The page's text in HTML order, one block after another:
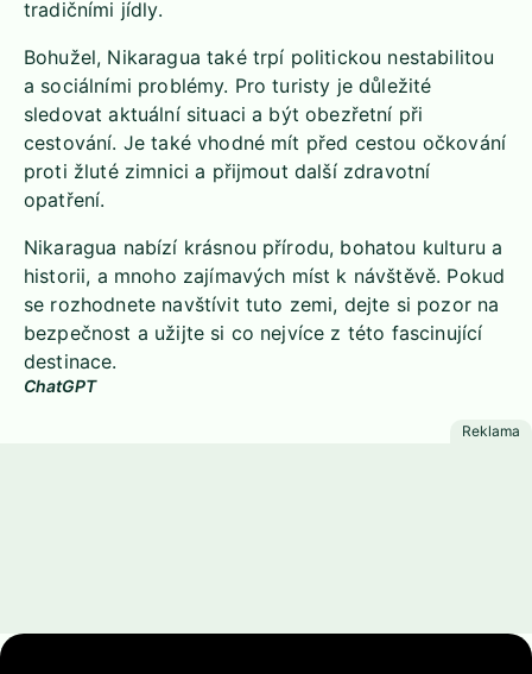
tradičními jídly.
Bohužel, Nikaragua také trpí politickou nestabilitou
a sociálními problémy. Pro turisty je důležité
sledovat aktuální situaci a být obezřetní při
cestování. Je také vhodné mít před cestou očkování
proti žluté zimnici a přijmout další zdravotní
opatření.
Nikaragua nabízí krásnou přírodu, bohatou kulturu a
historii, a mnoho zajímavých míst k návštěvě. Pokud
se rozhodnete navštívit tuto zemi, dejte si pozor na
bezpečnost a užijte si co nejvíce z této fascinující
destinace.
ChatGPT